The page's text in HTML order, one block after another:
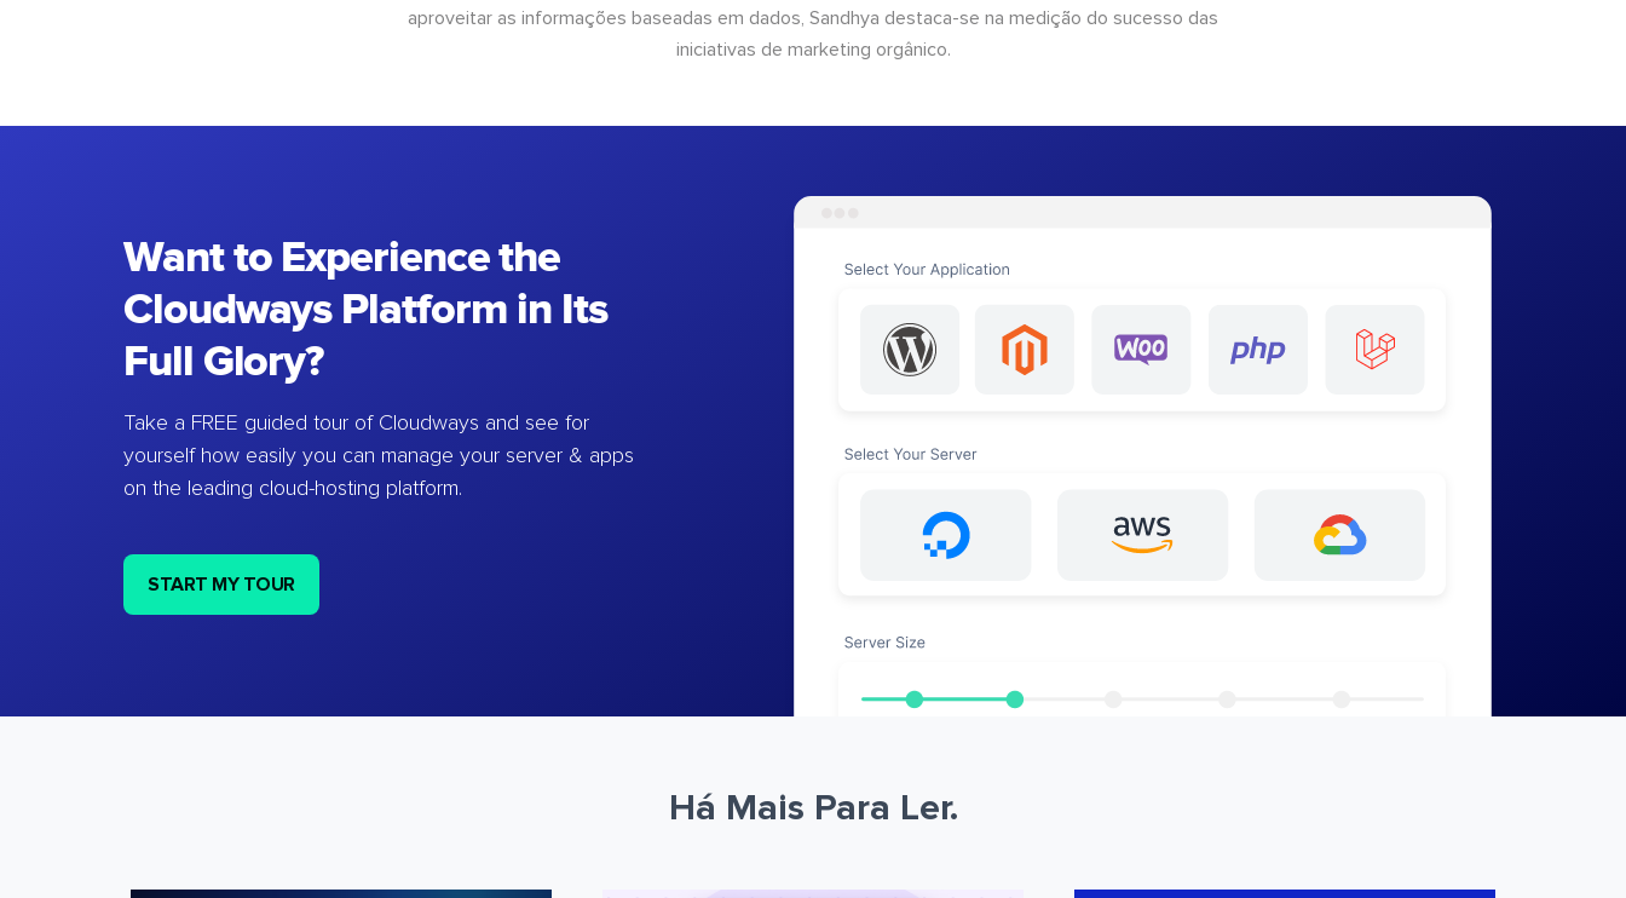
aproveitar as informações baseadas em dados, Sandhya destaca-se na medição do sucesso das
iniciativas de marketing orgânico.
Want to Experience the
Cloudways Platform in Its
Full Glory?
Take a FREE guided tour of Cloudways and see for
yourself how easily you can manage your server & apps
on the leading cloud-hosting platform.
START MY TOUR
Há Mais Para Ler.